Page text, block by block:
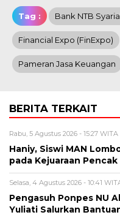
Tag : Bank NTB
Financial Expo (FinExpo)
Pameran Jasa Keuangan
BERITA TERKAIT
Rabu, 5 Agustus 2026 - 15:27 WITA
Haniy, Siswi MAN
pada Kejuaraan
Selasa, 4 Agustus 2026 - 10:41
Pengasuh Ponpes NU
Yuliati Salurkan